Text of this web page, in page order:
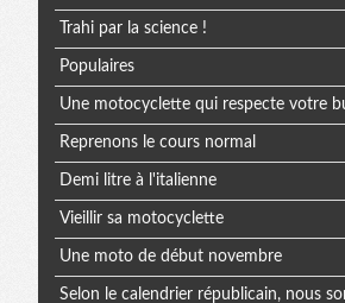
Trahi par la science !
Populaires
Une motocyclette qui respecte votre
Reprenons le cours normal
Demi litre à l'italienne
Vieillir sa motocyclette
Une moto de début novembre
Selon le calendrier républicain, nous